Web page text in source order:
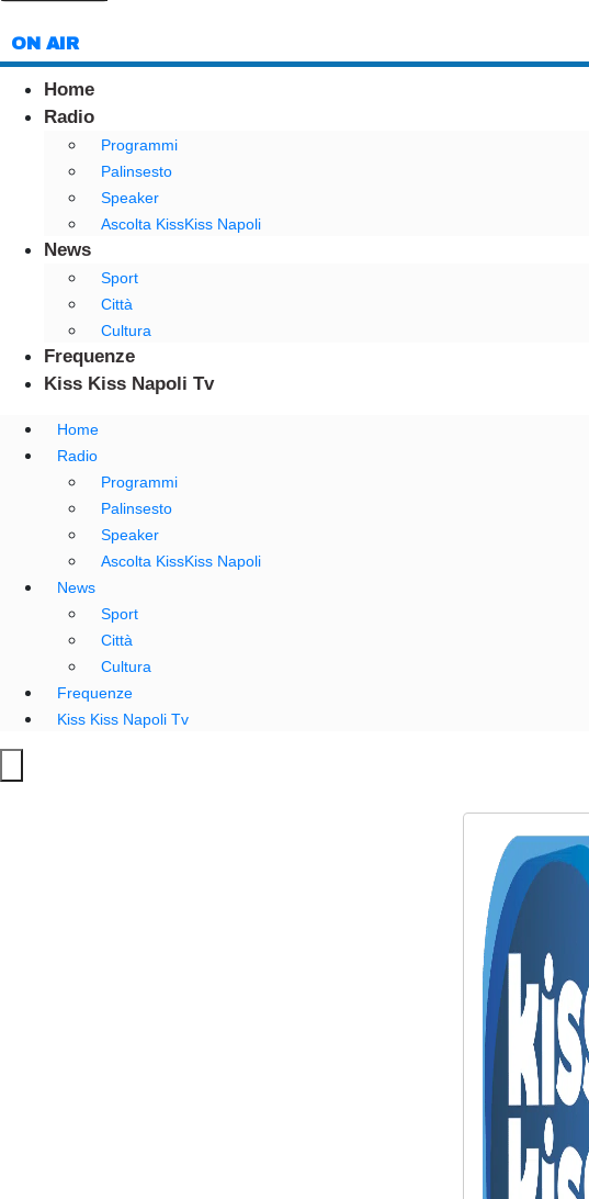
ON AIR
Home
Radio
Programmi
Palinsesto
Speaker
Ascolta KissKiss Napoli
News
Sport
Città
Cultura
Frequenze
Kiss Kiss Napoli Tv
Home
Radio
Programmi
Palinsesto
Speaker
Ascolta KissKiss Napoli
News
Sport
Città
Cultura
Frequenze
Kiss Kiss Napoli Tv